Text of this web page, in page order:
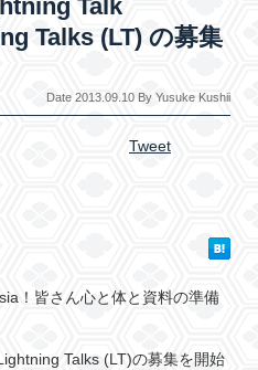
Talk
Talks (LT) の募集
Date 2013.09.10 By Yusuke Kushii
Tweet
！皆さん心と体と資料の準備
Talks (LT)の募集を開始